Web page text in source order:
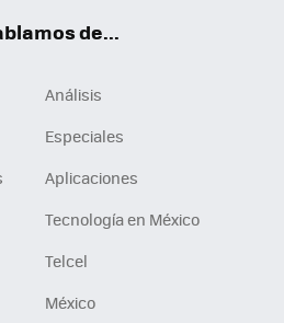
de...
Análisis
Especiales
Aplicaciones
Tecnología en México
Telcel
México